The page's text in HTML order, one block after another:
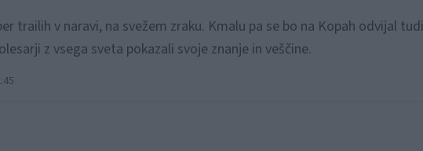
trailih v naravi, na svežem zraku. Kmalu pa se bo na Kopah odvijal tudi
z vsega sveta pokazali svoje znanje in veščine.